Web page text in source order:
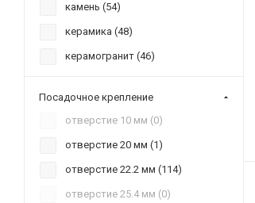
камень (54)
керамика (48)
керамогранит (46)
металл ( 10
мрамор (
песчаник (
пластик (
Посадочное крепление
отверстие 10 мм (0)
отверстие 20 мм (1)
отверстие 22.2 мм (114)
отверстие 25.4 мм (0)